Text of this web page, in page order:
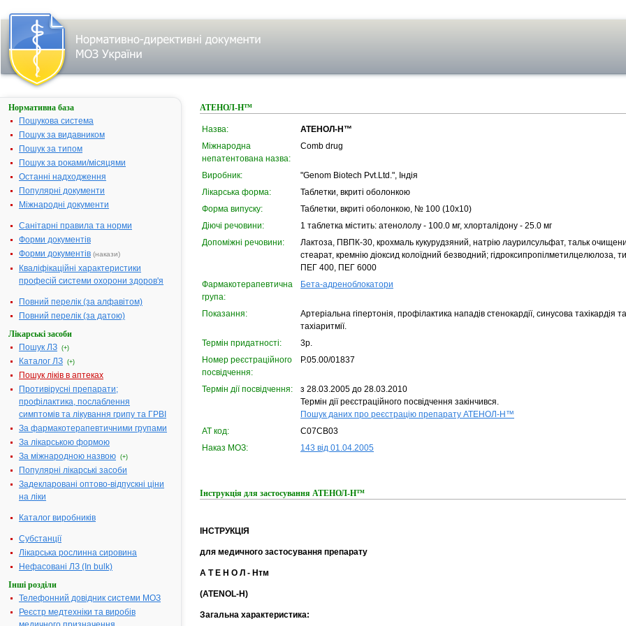
Нормативна база
Пошукова система
Пошук за видавником
Пошук за типом
Пошук за роками/місяцями
Останні надходження
Популярні документи
Міжнародні документи
Санітарні правила та норми
Форми документів
Форми документів (накази)
Кваліфікаційні характеристики
професій системи охорони здоров'я
Повний перелік (за алфавітом)
Повний перелік (за датою)
Лікарські засоби
Пошук ЛЗ (+)
Каталог ЛЗ (+)
Пошук ліків в аптеках
Противірусні препарати;
профілактика, послаблення
симптомів та лікування грипу та ГРВІ
За фармакотерапевтичними групами
За лікарською формою
За міжнародною назвою (+)
Популярні лікарські засоби
Задекларовані оптово-відпускні ціни
на ліки
Каталог виробників
Субстанції
Лікарська рослинна сировина
Нефасовані ЛЗ (In bulk)
Інші розділи
Телефонний довідник системи МОЗ
Реєстр медтехніки та виробів
АТЕНОЛ-Н™
Назва:
АТЕНОЛ-Н™
Міжнародна
непатентована назва:
Comb drug
Виробник:
"Genom Biotech Pvt.Ltd.", Індія
Лікарська форма:
Таблетки, вкриті оболонкою
Форма випуску:
Таблетки, вкриті оболонкою, № 100 (10х10)
Діючі речовини:
1 таблетка містить: атенололу - 100.0 мг, хлорталідону - 25.0 мг
Допоміжні речовини:
Лактоза, ПВПК-30, крохмаль кукурудзяний, натрію лаурилсульфат, тальк
стеарат, кремнію діоксид колоїдний безводний; гідроксипропілметилцелюлоза,
ПЕГ 400, ПЕГ 6000
Фармакотерапевтична
група:
Бета-адреноблокатори
Показання:
Артеріальна гіпертонія, профілактика нападів стенокардії, синусова тахікардія
тахіаритмії.
Термін придатності:
3р.
Номер реєстраційного
посвідчення:
Р.05.00/01837
Термін дії посвідчення:
з 28.03.2005 до 28.03.2010
Термін дії реєстраційного посвідчення закінчився.
Пошук даних про реєстрацію препарату АТЕНОЛ-Н™
АТ код:
C07CB03
Наказ МОЗ:
143 від 01.04.2005
Інструкція для застосування АТЕНОЛ-Н™
ІНСТРУКЦІЯ
для медичного застосування препарату
А Т Е Н О Л - Нтм
(ATENOL-H)
Загальна характеристика: